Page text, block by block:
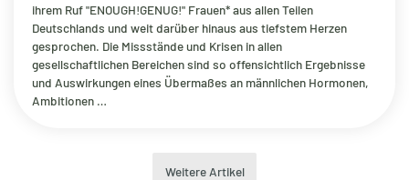
ihrem Ruf "ENOUGH!GENUG!" Frauen* aus allen Teilen
Deutschlands und weit darüber hinaus aus tiefstem Herzen
gesprochen. Die Missstände und Krisen in allen
gesellschaftlichen Bereichen sind so offensichtlich Ergebnisse
und Auswirkungen eines Übermaßes an männlichen Hormonen,
Ambitionen …
Weitere Artikel